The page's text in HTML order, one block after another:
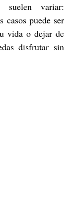
suelen variar:
casos puede ser
vida o dejar de
disfrutar sin